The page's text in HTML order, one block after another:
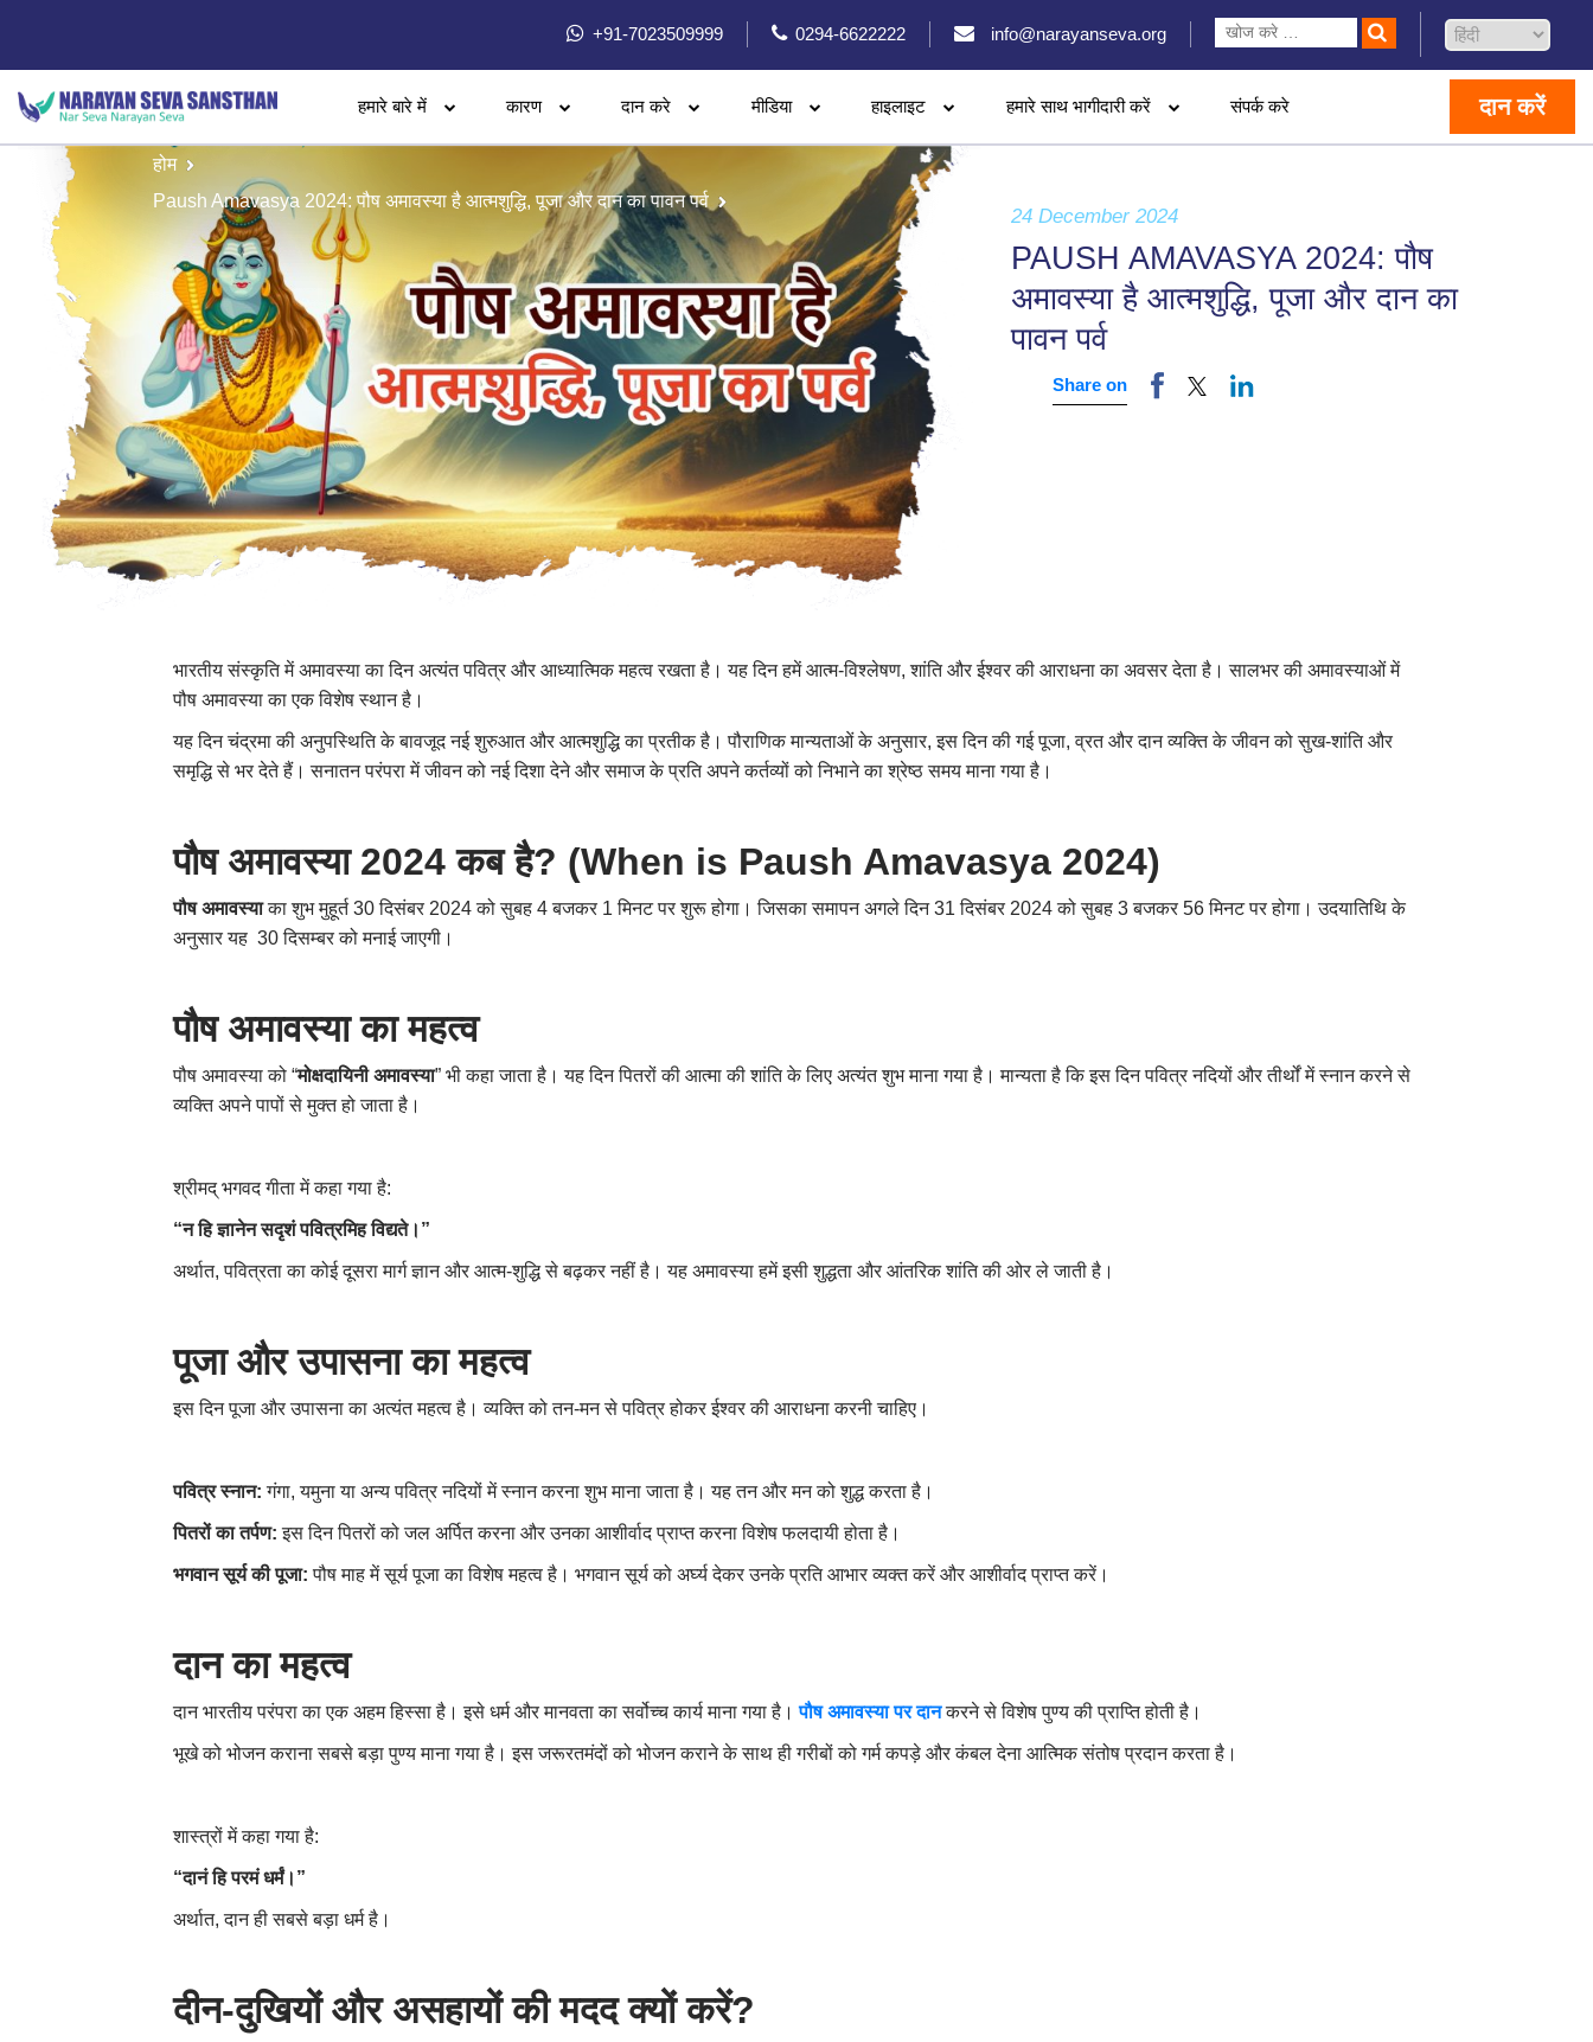
+91-7023509999 0294-6622222 info@narayanseva.org
हमारे बारे में कारण दान करे मीडिया हाइलाइट हमारे साथ भागीदारी करें संपर्क करे दान करें
होम
Paush Amavasya 2024: पौष अमावस्या है आत्मशुद्धि, पूजा और दान का पावन पर्व
24 December 2024
PAUSH AMAVASYA 2024: पौष
अमावस्या है आत्मशुद्धि, पूजा और दान का
पावन पर्व
Share on
भारतीय संस्कृति में अमावस्या का दिन अत्यंत पवित्र और आध्यात्मिक महत्व रखता है। यह दिन हमें आत्म-विश्लेषण,शांति और ईश्वर की आराधना का अवसर देता है। सालभर की अमावस्याओं में
पौष अमावस्या का एक विशेष स्थान है।
यह दिन चंद्रमा की अनुपस्थिति के बावजूद नई शुरुआत और आत्मशुद्धि का प्रतीक है। पौराणिक मान्यताओं के अनुसार,इस दिन की गई पूजा,व्रत और दान व्यक्ति के जीवन को सुख-शांति और
समृद्धि से भर देते हैं। सनातन परंपरा में जीवन को नई दिशा देने और समाज के प्रति अपने कर्तव्यों को निभाने का श्रेष्ठ समय माना गया है।
पौष अमावस्या 2024 कब है? (When is Paush Amavasya 2024)
पौष अमावस्याका शुभ मुहूर्त 30 दिसंबर 2024 को सुबह 4 बजकर 1 मिनट पर शुरू होगा। जिसका समापन अगले दिन 31 दिसंबर 2024 को सुबह 3 बजकर 56 मिनट पर होगा। उदयातिथि के
अनुसार यह 30 दिसम्बर को मनाई जाएगी।
पौष अमावस्या का महत्व
पौष अमावस्या को “मोक्षदायिनी अमावस्या” भी कहा जाता है। यह दिन पितरों की आत्मा की शांति के लिए अत्यंत शुभ माना गया है। मान्यता है कि इस दिन पवित्र नदियों और तीर्थों में स्नान करने से
व्यक्ति अपने पापों से मुक्त हो जाता है।
श्रीमद् भगवद गीता में कहा गया है:
“न हि ज्ञानेन सदृशं पवित्रमिह विद्यते।”
अर्थात,पवित्रता का कोई दूसरा मार्ग ज्ञान और आत्म-शुद्धि से बढ़कर नहीं है। यह अमावस्या हमें इसी शुद्धता और आंतरिक शांति की ओर ले जाती है।
पूजा और उपासना का महत्व
इस दिन पूजा और उपासना का अत्यंत महत्व है। व्यक्ति को तन-मन से पवित्र होकर ईश्वर की आराधना करनी चाहिए।
पवित्र स्नान: गंगा,यमुना या अन्य पवित्र नदियों में स्नान करना शुभ माना जाता है। यह तन और मन को शुद्ध करता है।
पितरों का तर्पण: इस दिन पितरों को जल अर्पित करना और उनका आशीर्वाद प्राप्त करना विशेष फलदायी होता है।
भगवान सूर्य की पूजा: पौष माह में सूर्य पूजा का विशेष महत्व है। भगवान सूर्य को अर्घ्य देकर उनके प्रति आभार व्यक्त करें और आशीर्वाद प्राप्त करें।
दान का महत्व
दान भारतीय परंपरा का एक अहम हिस्सा है। इसे धर्म और मानवता का सर्वोच्च कार्य माना गया है।पौष अमावस्या पर दानकरने से विशेष पुण्य की प्राप्ति होती है।
भूखे को भोजन कराना सबसे बड़ा पुण्य माना गया है। इस जरूरतमंदों को भोजन कराने के साथ ही गरीबों को गर्म कपड़े और कंबल देना आत्मिक संतोष प्रदान करता है।
शास्त्रों में कहा गया है:
“दानं हि परमं धर्मं।”
अर्थात,दान ही सबसे बड़ा धर्म है।
दीन-दुखियों और असहायों की मदद क्यों करें?